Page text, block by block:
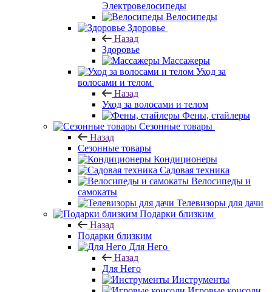
Электровелосипеды
Велосипеды
Здоровье
Назад
Здоровье
Массажеры
Уход за
волосами и телом
Назад
Уход за волосами и телом
Фены, стайлеры
Сезонные товары
Назад
Сезонные товары
Кондиционеры
Садовая техника
Велосипеды и
самокаты
Телевизоры для дачи
Подарки близким
Назад
Подарки близким
Для Него
Назад
Для Него
Инструменты